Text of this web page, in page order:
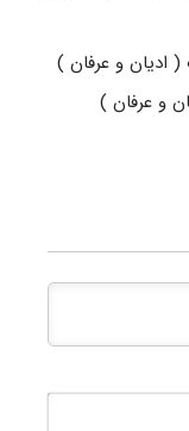
ادیان و عرفان )
و عرفان )